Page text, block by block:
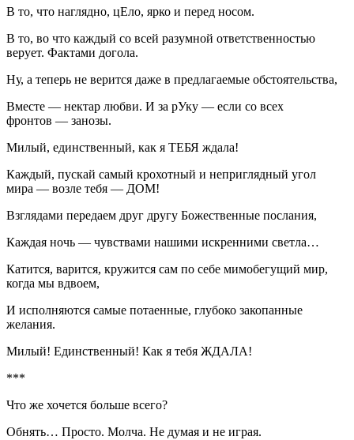
В то, что наглядно, цЕло, ярко и перед носом.
В то, во что каждый со всей разумной ответственностью
верует. Фактами догола.
Ну, а теперь не верится даже в предлагаемые обстоятельства,
Вместе — нектар любви. И за рУку — если со всех
фронтов — занозы.
Милый, единственный, как я ТЕБЯ ждала!
Каждый, пускай самый крохотный и неприглядный угол
мира — возле тебя — ДОМ!
Взглядами передаем друг другу Божественные послания,
Каждая ночь — чувствами нашими искренними светла…
Катится, варится, кружится сам по себе мимобегущий мир,
когда мы вдвоем,
И исполняются самые потаенные, глубоко закопанные
желания.
Милый! Единственный! Как я тебя ЖДАЛА!
***
Что же хочется больше всего?
Обнять… Просто. Молча. Не думая и не играя.